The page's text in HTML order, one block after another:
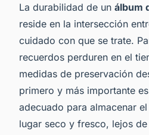
La durabilidad de un álbum
reside en la intersección
cuidado con que se trate.
recuerdos perduren en el
medidas de preservación
primero y más importante
adecuado para almacenar
lugar seco y fresco, lejos